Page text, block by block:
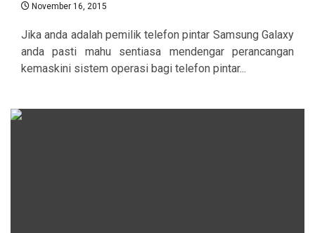
November 16, 2015
Jika anda adalah pemilik telefon pintar Samsung Galaxy
anda pasti mahu sentiasa mendengar perancangan
kemaskini sistem operasi bagi telefon pintar...